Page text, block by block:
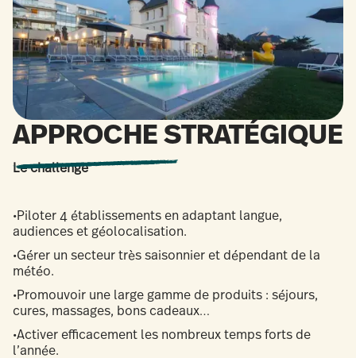
APPROCHE STRATÉGIQUE
Le challenge
•Piloter 4 établissements en adaptant langue,
audiences et géolocalisation.
•Gérer un secteur très saisonnier et dépendant de la
météo.
•Promouvoir une large gamme de produits : séjours,
cures, massages, bons cadeaux…
•Activer efficacement les nombreux temps forts de
l’année.